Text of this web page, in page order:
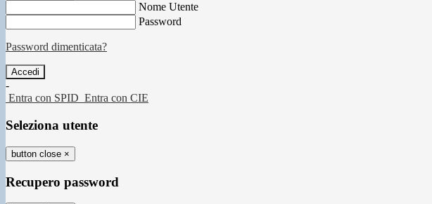
Nome Utente
Password
Password dimenticata?
-
Entra con SPID Entra con CIE
Seleziona utente
button close ×
Recupero password